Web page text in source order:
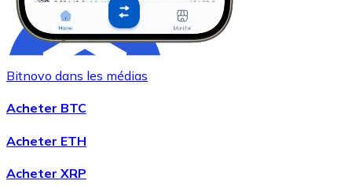
Acheter Chainlink
LINK
Bitnovo dans les médias
Acheter BTC
Acheter ETH
Acheter XRP